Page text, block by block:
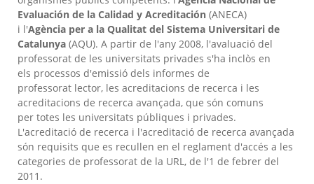
Evaluación de la Calidad y Acreditación (ANECA)
i l'Agència per a la Qualitat del Sistema Universitari de
Catalunya (AQU). A partir de l'any 2008, l'avaluació del
professorat de les universitats privades s'ha inclòs en
els processos d'emissió dels informes de
professorat lector, les acreditacions de recerca i les
acreditacions de recerca avançada, que són comuns
per totes les universitats públiques i privades.
L'acreditació de recerca i l'acreditació de recerca avançada
són requisits que es recullen en el reglament d'accés a les
categories de professorat de la URL, de l'1 de febrer del
2011.